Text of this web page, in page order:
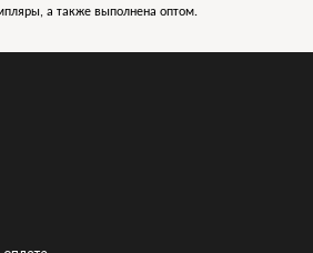
а также выполнена оптом.